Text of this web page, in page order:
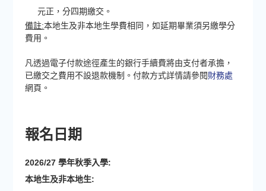
元正，分四期繳交。
備註:本地生及非本地生學費相同，如延期畢業須另繳學分
費用。
凡透過電子付款途徑產生的銀行手續費將由支付者承擔，
已繳交之費用不設退款機制。付款方式詳情請參閱財務處
網頁。
報名日期
2026/27 學年秋季入學:
本地生及非本地生: